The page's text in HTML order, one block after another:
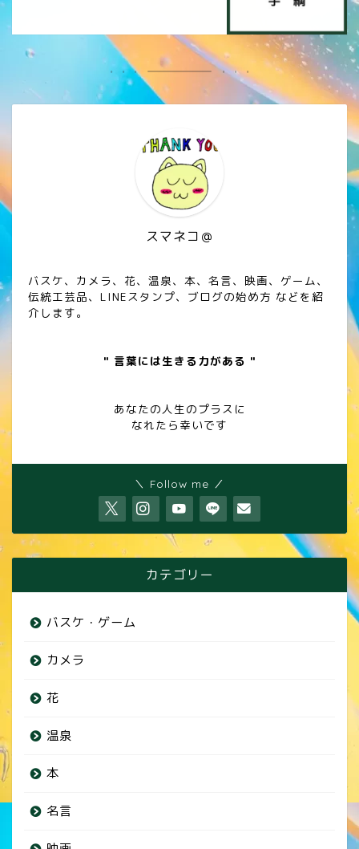
スマネコ＠
バスケ、カメラ、花、温泉、本、名言、映画、ゲーム、
伝統工芸品、LINEスタンプ、ブログの始め方 などを紹
介します。
" 言葉には生きる力がある "
あなたの人生のプラスに
なれたら幸いです
＼ Follow me ／
カテゴリー
バスケ・ゲーム
カメラ
花
温泉
本
名言